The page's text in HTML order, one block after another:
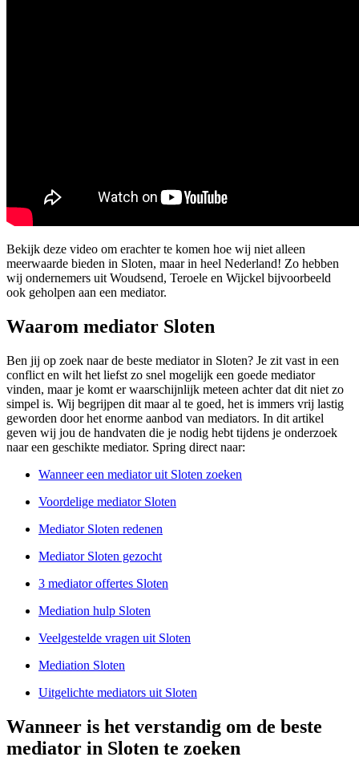
Bekijk deze video om erachter te komen hoe wij niet alleen
meerwaarde bieden in Sloten, maar in heel Nederland! Zo hebben
wij ondernemers uit Woudsend, Teroele en Wijckel bijvoorbeeld
ook geholpen aan een mediator.
Waarom mediator Sloten
Ben jij op zoek naar de beste mediator in Sloten? Je zit vast in een
conflict en wilt het liefst zo snel mogelijk een goede mediator
vinden, maar je komt er waarschijnlijk meteen achter dat dit niet zo
simpel is. Wij begrijpen dit maar al te goed, het is immers vrij lastig
geworden door het enorme aanbod van mediators. In dit artikel
geven wij jou de handvaten die je nodig hebt tijdens je onderzoek
naar een geschikte mediator. Spring direct naar:
Wanneer een mediator uit Sloten zoeken
Voordelige mediator Sloten
Mediator Sloten redenen
Mediator Sloten gezocht
3 mediator offertes Sloten
Mediation hulp Sloten
Veelgestelde vragen uit Sloten
Mediation Sloten
Uitgelichte mediators uit Sloten
Wanneer is het verstandig om de beste
mediator in Sloten te zoeken